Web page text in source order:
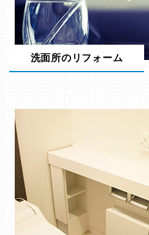
洗面所のリフォーム